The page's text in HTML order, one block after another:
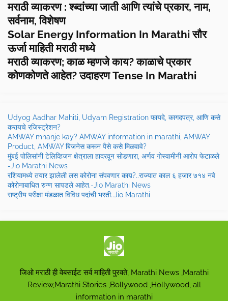
मराठी व्याकरण : श्ब्दांच्या जाती आणि त्यांचे प्रकार, नाम,
सर्वनाम, विशेषण
Solar Energy Information In Marathi सौर
ऊर्जा माहिती मराठी मध्ये
मराठी व्याकरण; काळ म्हणजे काय? काळाचे प्रकार
कोणकोणते आहेत? उदाहरण Tense In Marathi
Udyog Aadhar Mahiti, Udyam Registration फायदे, कागदपत्र, आणि कसे
करायचे रजिस्ट्रेशन?
AMWAY mhanje kay? AMWAY information in marathi, AMWAY
Product, AMWAY बिजनेस करून पैसे कसे मिळवावे?
मुंबई पोलिसांनी टेलिव्हिजन क्षेत्राला हादरवून सोडणारा, अर्णव गोस्वामीनी आरोप फेटाळले
-Jio Marathi News
रशियामध्ये तयार झालेली लस कोरोना संपवणार काय़?..राज्यात काल ६ हजार ७१४ नवे
कोरोनाबाधित रुग्ण सापडले आहेत.-Jio Marathi News
राष्ट्रीय परीक्षा मंडळात विविध पदांची भरती..Jio Marathi
जिओ मराठी ही वेबसाईट सर्व माहिती पुरवते, Marathi News ,Marathi
Review,Marathi Stories ,Bollywood ,Hollywood, all
information in marathi